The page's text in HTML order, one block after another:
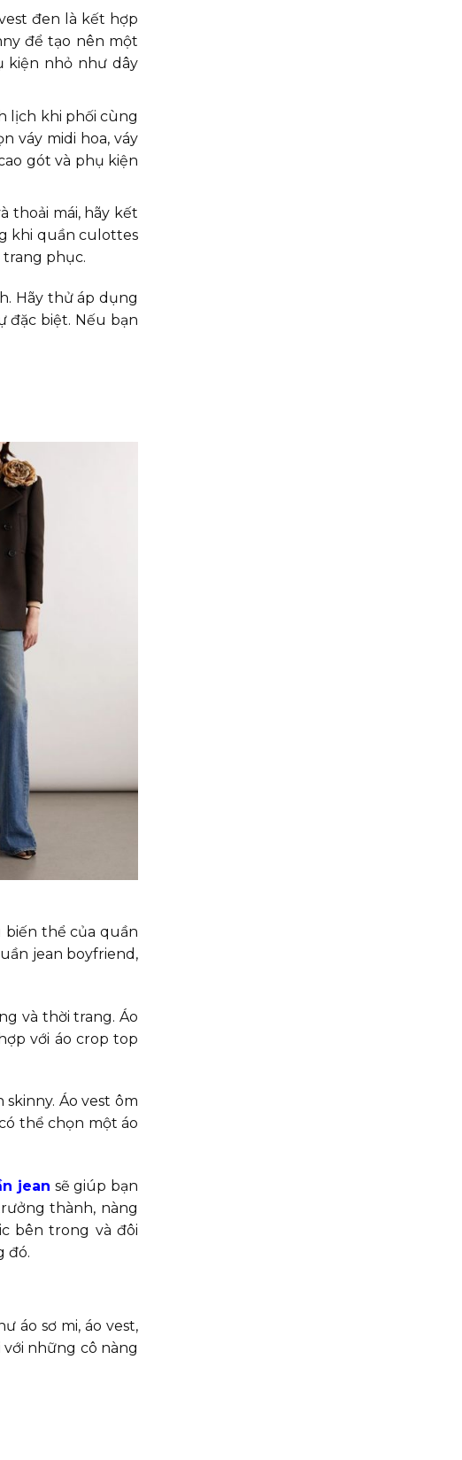
đen là kết hợp
để tạo nên một
kiện nhỏ như dây
lịch khi phối cùng
váy midi hoa, váy
gót và phụ kiện
thoải mái, hãy kết
khi quần culottes
trang phục.
Hãy thử áp dụng
đặc biệt. Nếu bạn
biến thể của quần
jean boyfriend,
và thời trang. Áo
với áo crop top
Áo vest ôm
thể chọn một áo
jean sẽ giúp bạn
thành, nàng
bên trong và đôi
đó.
áo sơ mi, áo vest,
những cô nàng